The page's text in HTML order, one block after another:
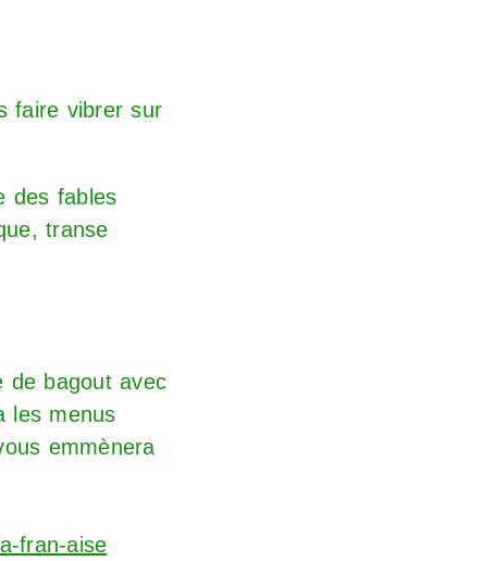
faire vibrer sur
des fables
transe
de bagout avec
les menus
emmènera
fran-aise